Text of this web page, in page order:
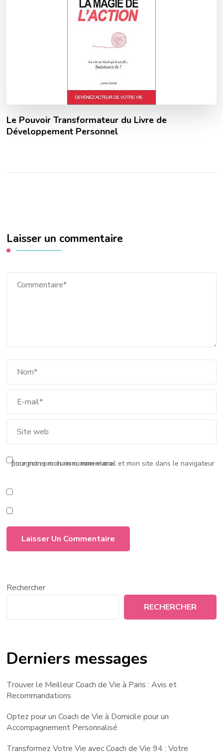
Le Pouvoir Transformateur du Livre de
Développement Personnel
Laisser un commentaire
Enregistrer mon nom, mon e-mail et mon site dans le navigateur pour mon prochain commentaire.
Rechercher
RECHERCHER
Derniers messages
Trouver le Meilleur Coach de Vie à Paris : Avis et
Recommandations
Optez pour un Coach de Vie à Domicile pour un
Accompagnement Personnalisé
Transformez Votre Vie avec Coach de Vie 94 : Votre